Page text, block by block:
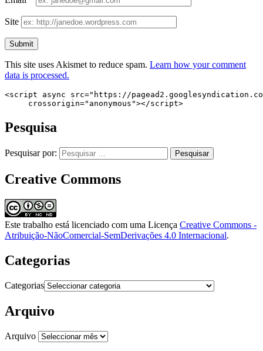
Site
This site uses Akismet to reduce spam. Learn how your comment
data is processed.
<script async src="https://
     crossorigin="anonymous"></script>
Pesquisa
Pesquisar por:
Creative Commons
Este trabalho está licenciado com uma Licença Creative Commons -
Atribuição-NãoComercial-SemDerivações 4.0 Internacional.
Categorias
Categorias
Arquivo
Arquivo